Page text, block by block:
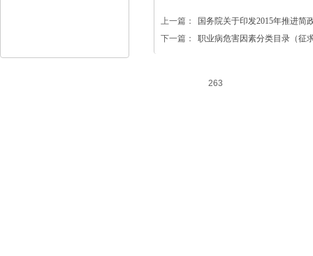
上一篇：
国务院关于印发2015年推进简
下一篇：
职业病危害因素分类目录（征
263